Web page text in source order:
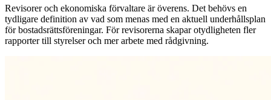
Revisorer och ekonomiska förvaltare är överens. Det behövs en
tydligare definition av vad som menas med en aktuell underhållsplan
för bostadsrättsföreningar. För revisorerna skapar otydligheten fler
rapporter till styrelser och mer arbete med rådgivning.